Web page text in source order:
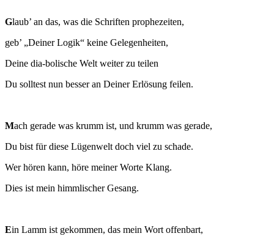
Glaub’ an das, was die Schriften prophezeiten,
geb’ „Deiner Logik“ keine Gelegenheiten,
Deine dia-bolische Welt weiter zu teilen
Du solltest nun besser an Deiner Erlösung feilen.
Mach gerade was krumm ist, und krumm was gerade,
Du bist für diese Lügenwelt doch viel zu schade.
Wer hören kann, höre meiner Worte Klang.
Dies ist mein himmlischer Gesang.
Ein Lamm ist gekommen, das mein Wort offenbart,